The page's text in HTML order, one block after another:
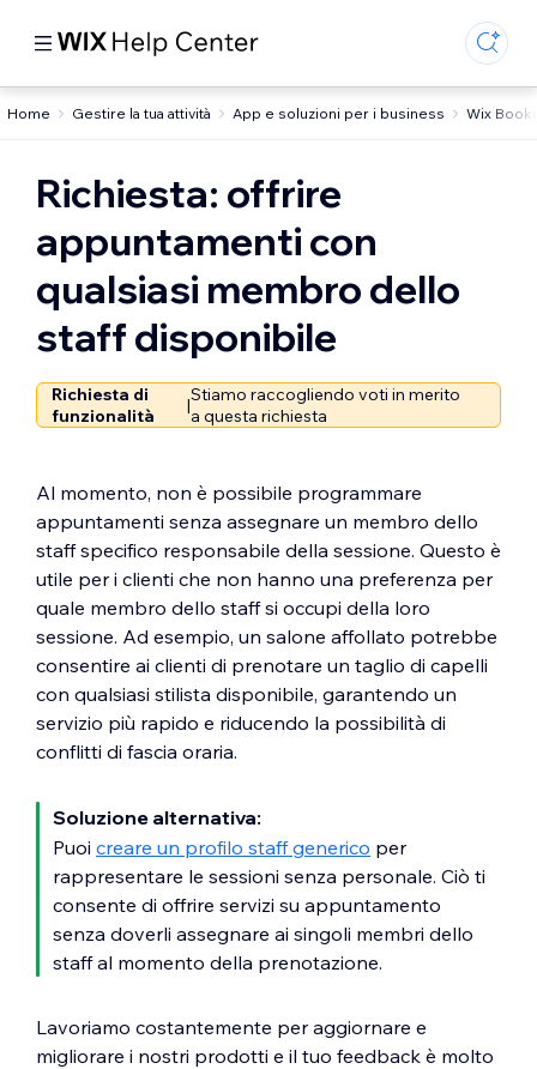
Home Gestire la tua attività App e soluzioni per i business Wix
Richiesta: offrire
appuntamenti con
qualsiasi membro dello
staff disponibile
Richiesta di
funzionalità
|Stiamo raccogliendo voti in merito
a questa richiesta
Al momento, non è possibile programmare
appuntamenti senza assegnare un membro dello
staff specifico responsabile della sessione. Questo è
utile per i clienti che non hanno una preferenza per
quale membro dello staff si occupi della loro
sessione. Ad esempio, un salone affollato potrebbe
consentire ai clienti di prenotare un taglio di capelli
con qualsiasi stilista disponibile, garantendo un
servizio più rapido e riducendo la possibilità di
conflitti di fascia oraria.
Soluzione alternativa:
Puoi creare un profilo staff generico per
rappresentare le sessioni senza personale. Ciò ti
consente di offrire servizi su appuntamento
senza doverli assegnare ai singoli membri dello
staff al momento della prenotazione.
Lavoriamo costantemente per aggiornare e
migliorare i nostri prodotti e il tuo feedback è molto